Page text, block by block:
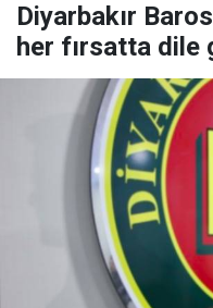
Diyarbakır
her fırsatta dile